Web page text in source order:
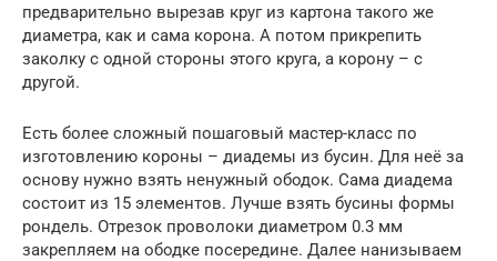
предварительно вырезав круг из картона такого же
диаметра, как и сама корона. А потом прикрепить
заколку с одной стороны этого круга, а корону – с
другой.
Есть более сложный пошаговый мастер-класс по
изготовлению короны – диадемы из бусин. Для неё за
основу нужно взять ненужный ободок. Сама диадема
состоит из 15 элементов. Лучше взять бусины формы
рондель. Отрезок проволоки диаметром 0.3 мм
закрепляем на ободке посередине. Далее нанизываем